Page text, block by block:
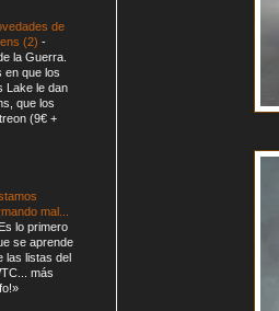
de
(2) -
la Guerra.
en que los
Lake le dan
que los
(9€ +
mal...
Es lo primero
se aprende
las listas del
más